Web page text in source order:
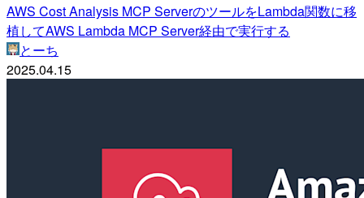
AWS Cost Analysis MCP ServerのツールをLambda関数に移
植してAWS Lambda MCP Server経由で実行する
とーち
2025.04.15